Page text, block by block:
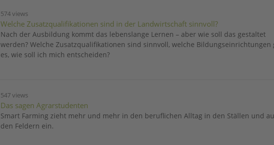
574 views
Welche Zusatzqualifikationen sind in der Landwirtschaft sinnvoll?
Nach der Ausbildung kommt das lebenslange Lernen – aber wie soll das gestaltet
werden? Welche Zusatzqualifikationen sind sinnvoll, welche Bildungseinrichtungen
es, wie soll ich mich entscheiden?
547 views
Das sagen Agrarstudenten
Smart Farming zieht mehr und mehr in den beruflichen Alltag in den Ställen und
den Feldern ein.